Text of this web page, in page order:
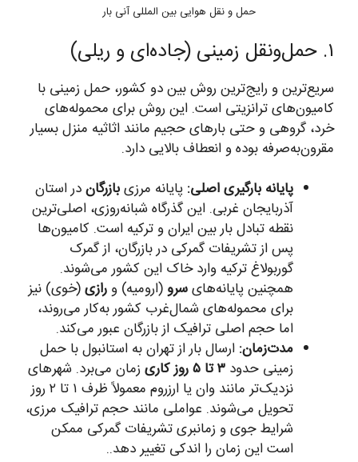
حمل و نقل هوایی بین المللی آنی بار
۱. حمل‌ونقل زمینی (جاده‌ای و ریلی)
سریع‌ترین و رایج‌ترین روش بین دو کشور، حمل زمینی با
کامیون‌های ترانزیتی است. این روش برای محموله‌های
خرد، گروهی و حتی بارهای حجیم مانند اثاثیه منزل بسیار
مقرون‌به‌صرفه بوده و انعطاف بالایی دارد.
پایانه بارگیری اصلی: پایانه مرزیبازرگاندر استان
آذربایجان غربی. این گذرگاه شبانه‌روزی، اصلی‌ترین
نقطه تبادل بار بین ایران و ترکیه است. کامیون‌ها
پس از تشریفات گمرکی در بازرگان، از گمرک
گوربولاغ ترکیه وارد خاک این کشور می‌شوند.
همچنین پایانه‌هایسرو(ارومیه) ورازی(خوی) نیز
برای محموله‌های شمال‌غرب کشور به‌کار می‌روند،
اما حجم اصلی ترافیک از بازرگان عبور می‌کند.
مدت‌زمان: ارسال بار از تهران به استانبول با حمل
زمینی حدود ۳ تا ۵ روز کاری
زمان می‌برد. شهرهای
نزدیک‌تر مانند وان یا ارزروم معمولاً ظرف ۱ تا ۲ روز
تحویل می‌شوند. عواملی مانند حجم ترافیک مرزی،
شرایط جوی و زمانبری تشریفات گمرکی ممکن
است این زمان را اندکی تغییر دهد..